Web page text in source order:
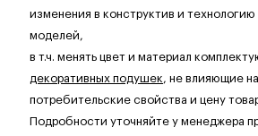
изменения в конструктив и технологию
моделей,
в т.ч. менять цвет и материал
декоративных подушек, не влияющие
потребительские свойства и цену
Подробности уточняйте у менеджера